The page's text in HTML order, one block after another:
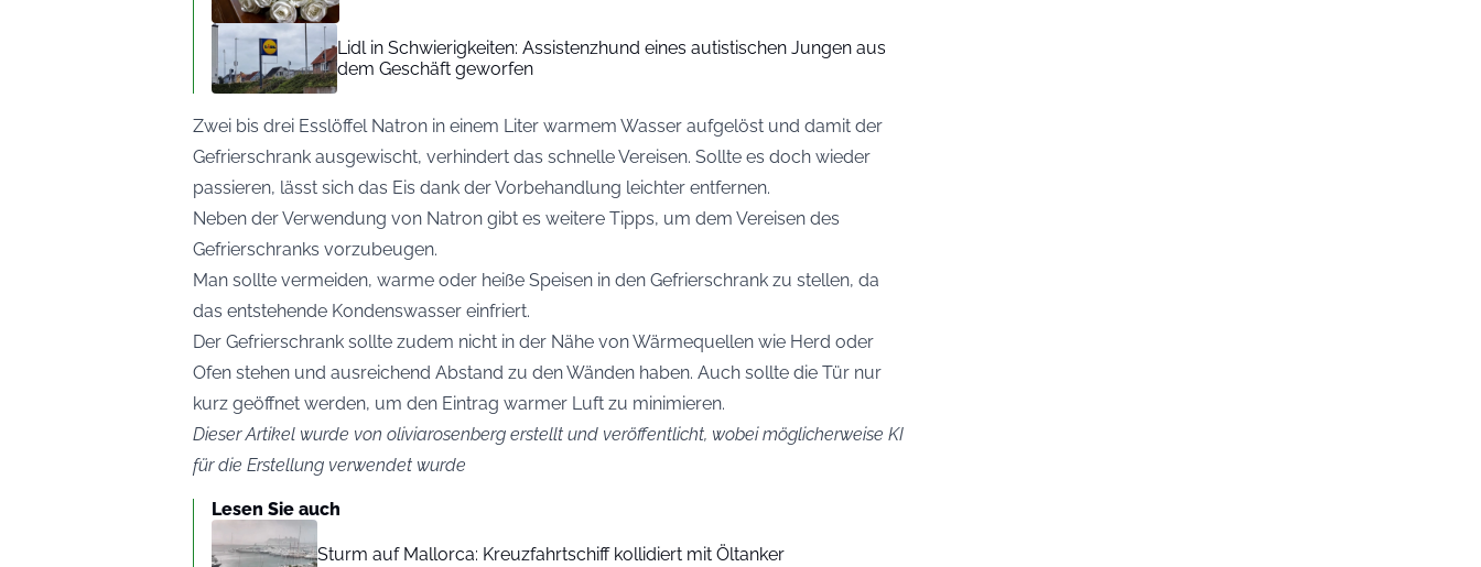
Lidl in Schwierigkeiten: Assistenzhund eines autistischen Jungen aus
dem Geschäft geworfen
Zwei bis drei Esslöffel Natron in einem Liter warmem Wasser aufgelöst und damit der
Gefrierschrank ausgewischt, verhindert das schnelle Vereisen. Sollte es doch wieder
passieren, lässt sich das Eis dank der Vorbehandlung leichter entfernen.
Neben der Verwendung von Natron gibt es weitere Tipps, um dem Vereisen des
Gefrierschranks vorzubeugen.
Man sollte vermeiden, warme oder heiße Speisen in den Gefrierschrank zu stellen, da
das entstehende Kondenswasser einfriert.
Der Gefrierschrank sollte zudem nicht in der Nähe von Wärmequellen wie Herd oder
Ofen stehen und ausreichend Abstand zu den Wänden haben. Auch sollte die Tür nur
kurz geöffnet werden, um den Eintrag warmer Luft zu minimieren.
Dieser Artikel wurde von oliviarosenberg erstellt und veröffentlicht, wobei möglicherweise KI
für die Erstellung verwendet wurde
Lesen Sie auch
Sturm auf Mallorca: Kreuzfahrtschiff kollidiert mit Öltanker